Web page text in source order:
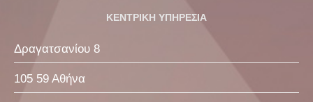
ΚΕΝΤΡΙΚΗ ΥΠΗΡΕΣΙΑ
Δραγατσανίου 8
105 59 Αθήνα